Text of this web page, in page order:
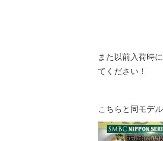
また以前入荷時
てください！
こちらと同モデ